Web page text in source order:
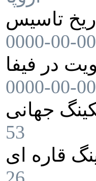
0000-00-00
0000-00-00
53